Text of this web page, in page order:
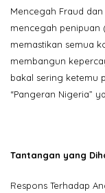
Mencegah Fraud
mencegah penipuan
memastikan semua
membangun
bakal sering ketemu
“Pangeran Nigeria”
Tantangan yang
Respons Terhadap